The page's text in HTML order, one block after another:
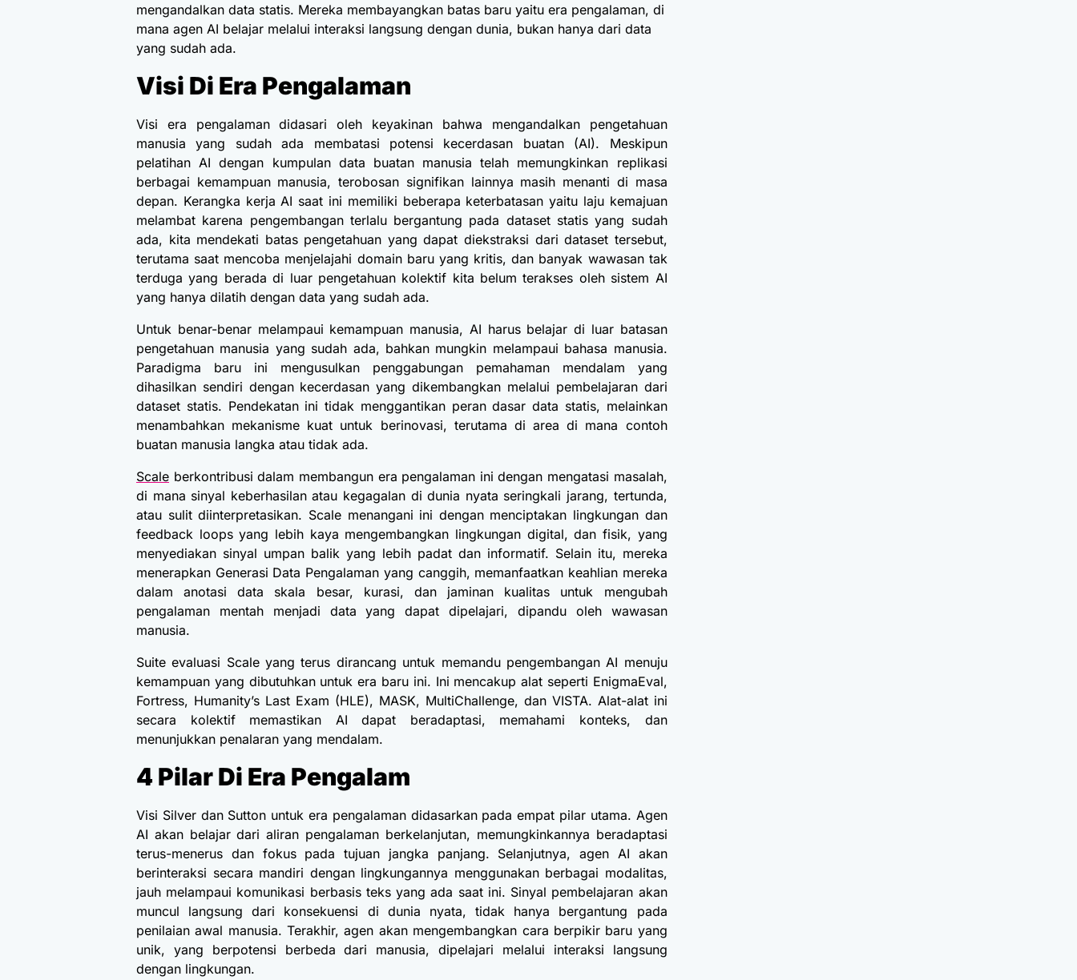
mengandalkan data statis. Mereka membayangkan batas baru yaitu era pengalaman, di
mana agen AI belajar melalui interaksi langsung dengan dunia, bukan hanya dari data
yang sudah ada.
Visi Di Era Pengalaman
Visi era pengalaman didasari oleh keyakinan bahwa mengandalkan pengetahuan
manusia yang sudah ada membatasi potensi kecerdasan buatan (AI). Meskipun
pelatihan AI dengan kumpulan data buatan manusia telah memungkinkan replikasi
berbagai kemampuan manusia, terobosan signifikan lainnya masih menanti di masa
depan. Kerangka kerja AI saat ini memiliki beberapa keterbatasan yaitu laju kemajuan
melambat karena pengembangan terlalu bergantung pada dataset statis yang sudah
ada, kita mendekati batas pengetahuan yang dapat diekstraksi dari dataset tersebut,
terutama saat mencoba menjelajahi domain baru yang kritis, dan banyak wawasan tak
terduga yang berada di luar pengetahuan kolektif kita belum terakses oleh sistem AI
yang hanya dilatih dengan data yang sudah ada.
Untuk benar-benar melampaui kemampuan manusia, AI harus belajar di luar batasan
pengetahuan manusia yang sudah ada, bahkan mungkin melampaui bahasa manusia.
Paradigma baru ini mengusulkan penggabungan pemahaman mendalam yang
dihasilkan sendiri dengan kecerdasan yang dikembangkan melalui pembelajaran dari
dataset statis. Pendekatan ini tidak menggantikan peran dasar data statis, melainkan
menambahkan mekanisme kuat untuk berinovasi, terutama di area di mana contoh
buatan manusia langka atau tidak ada.
Scale berkontribusi dalam membangun era pengalaman ini dengan mengatasi masalah,
di mana sinyal keberhasilan atau kegagalan di dunia nyata seringkali jarang, tertunda,
atau sulit diinterpretasikan. Scale menangani ini dengan menciptakan lingkungan dan
feedback loops yang lebih kaya mengembangkan lingkungan digital, dan fisik, yang
menyediakan sinyal umpan balik yang lebih padat dan informatif. Selain itu, mereka
menerapkan Generasi Data Pengalaman yang canggih, memanfaatkan keahlian mereka
dalam anotasi data skala besar, kurasi, dan jaminan kualitas untuk mengubah
pengalaman mentah menjadi data yang dapat dipelajari, dipandu oleh wawasan
manusia.
Suite evaluasi Scale yang terus dirancang untuk memandu pengembangan AI menuju
kemampuan yang dibutuhkan untuk era baru ini. Ini mencakup alat seperti EnigmaEval,
Fortress, Humanity’s Last Exam (HLE), MASK, MultiChallenge, dan VISTA. Alat-alat ini
secara kolektif memastikan AI dapat beradaptasi, memahami konteks, dan
menunjukkan penalaran yang mendalam.
4 Pilar Di Era Pengalam
Visi Silver dan Sutton untuk era pengalaman didasarkan pada empat pilar utama. Agen
AI akan belajar dari aliran pengalaman berkelanjutan, memungkinkannya beradaptasi
terus-menerus dan fokus pada tujuan jangka panjang. Selanjutnya, agen AI akan
berinteraksi secara mandiri dengan lingkungannya menggunakan berbagai modalitas,
jauh melampaui komunikasi berbasis teks yang ada saat ini. Sinyal pembelajaran akan
muncul langsung dari konsekuensi di dunia nyata, tidak hanya bergantung pada
penilaian awal manusia. Terakhir, agen akan mengembangkan cara berpikir baru yang
unik, yang berpotensi berbeda dari manusia, dipelajari melalui interaksi langsung
dengan lingkungan.